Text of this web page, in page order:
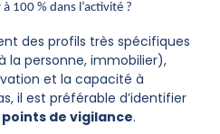
100 % dans l’activité ?
des profils très spécifiques
la personne, immobilier),
et la capacité à
il est préférable d’identifier
de vigilance.